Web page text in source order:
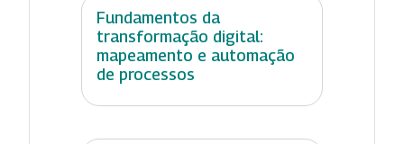
Fundamentos da
transformação digital:
mapeamento e automação
de processos